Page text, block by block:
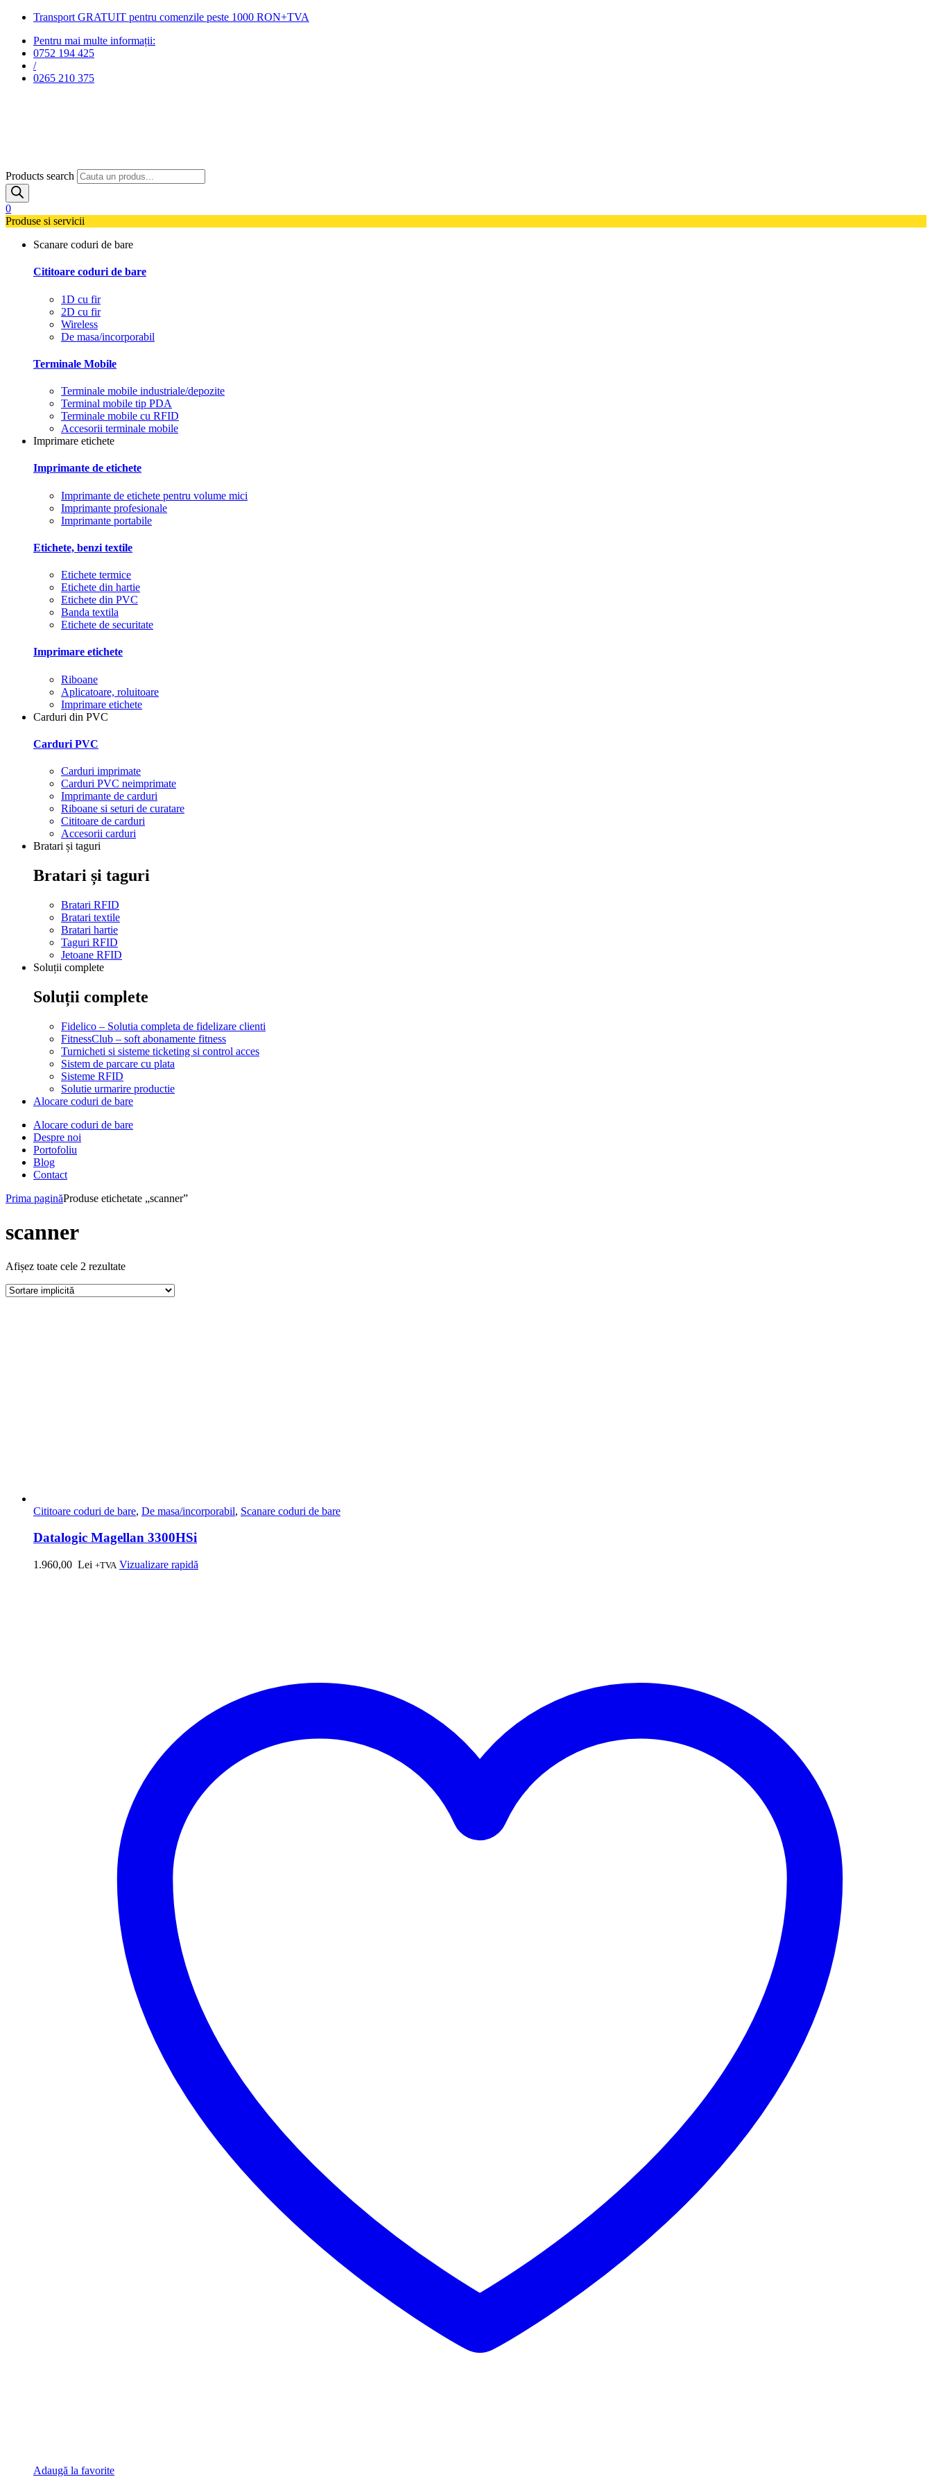
Transport GRATUIT pentru comenzile peste 1000 RON+TVA
Pentru mai multe informații:
0752 194 425
/
0265 210 375
Products search
0
Produse si servicii
Scanare coduri de bare
Cititoare coduri de bare
1D cu fir
2D cu fir
Wireless
De masa/incorporabil
Terminale Mobile
Terminale mobile industriale/depozite
Terminal mobile tip PDA
Terminale mobile cu RFID
Accesorii terminale mobile
Imprimare etichete
Imprimante de etichete
Imprimante de etichete pentru volume mici
Imprimante profesionale
Imprimante portabile
Etichete, benzi textile
Etichete termice
Etichete din hartie
Etichete din PVC
Banda textila
Etichete de securitate
Imprimare etichete
Riboane
Aplicatoare, roluitoare
Imprimare etichete
Carduri din PVC
Carduri PVC
Carduri imprimate
Carduri PVC neimprimate
Imprimante de carduri
Riboane si seturi de curatare
Cititoare de carduri
Accesorii carduri
Bratari și taguri
Bratari și taguri
Bratari RFID
Bratari textile
Bratari hartie
Taguri RFID
Jetoane RFID
Soluții complete
Soluții complete
Fidelico – Solutia completa de fidelizare clienti
FitnessClub – soft abonamente fitness
Turnicheti si sisteme ticketing si control acces
Sistem de parcare cu plata
Sisteme RFID
Solutie urmarire productie
Alocare coduri de bare
Alocare coduri de bare
Despre noi
Portofoliu
Blog
Contact
Prima paginăProduse etichetate „scanner”
scanner
Afișez toate cele 2 rezultate
Cititoare coduri de bare, De masa/incorporabil, Scanare coduri de bare
Datalogic Magellan 3300HSi
1.960,00 Lei +TVA Vizualizare rapidă
Adaugă la favorite